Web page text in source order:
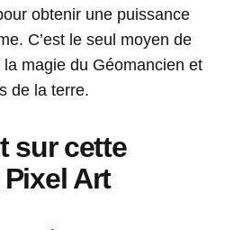
obtenir une puissance
C’est le seul moyen de
magie du Géomancien et
de la terre.
sur cette
Art